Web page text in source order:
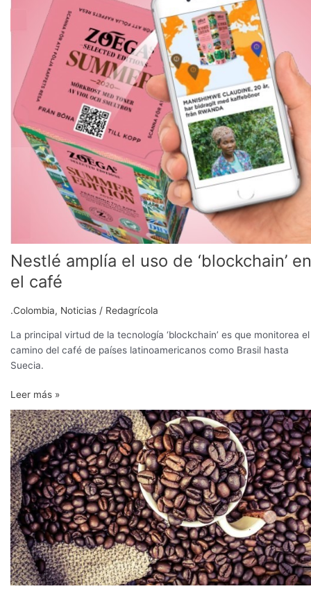
Nestlé amplía el uso de ‘blockchain’ en
el café
.Colombia, Noticias / Redagrícola
La principal virtud de la tecnología ‘blockchain’ es que monitorea el
camino del café de países latinoamericanos como Brasil hasta
Suecia.
el
‘blockchain’
café
Leer más »
Nestlé
amplía
uso
de
‘blockchain’
en
marca
de
café
Zoégas